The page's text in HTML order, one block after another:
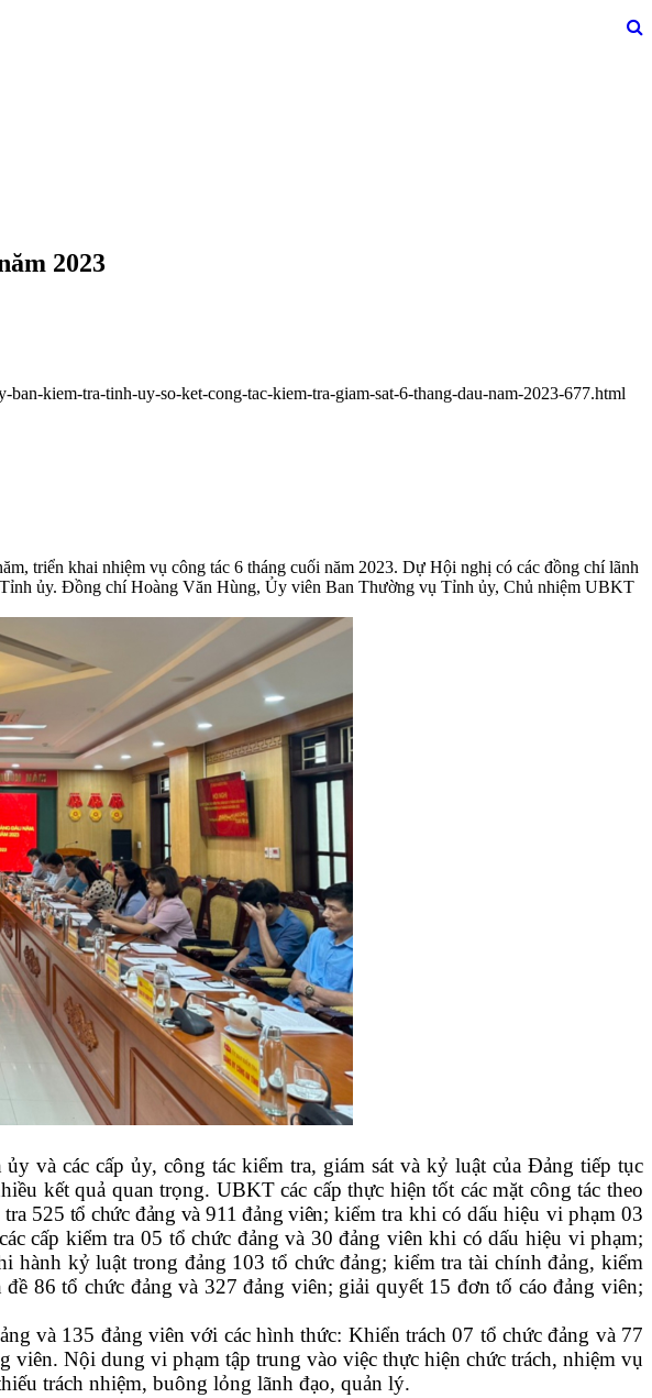
2023
kiem-tra-tinh-uy-so-ket-cong-tac-kiem-tra-giam-sat-6-thang-dau-nam-2023-677.html
triển khai nhiệm vụ công tác 6 tháng cuối năm 2023. Dự Hội nghị có các đồng chí lãnh
ủy. Đồng chí Hoàng Văn Hùng, Ủy viên Ban Thường vụ Tỉnh ủy, Chủ nhiệm UBKT
ủy và các cấp ủy,công tác kiểm tra, giám sát và kỷ luật của Đảng tiếp tục
kết quả quan trọng. UBKT các cấp thực hiện tốt các mặt công tác theo
tra 525 tổ chức đảng và 911 đảng viên;kiểm tra khi có dấu hiệu vi phạm 03
cấp kiểm tra05 tổ chức đảng và 30 đảng viênkhi có dấu hiệu vi phạm;
kỷ luật trong đảng 103 tổ chức đảng; kiểm tra tài chính đảng, kiểm
đề 86 tổ chức đảng và 327 đảng viên; giải quyết 15 đơn tố cáo đảng viên;
và 135 đảng viênvới các hình thức: Khiển trách 07 tổ chức đảng và 77
viên. Nội dung vi phạm tập trung vào việc thực hiện chức trách, nhiệm vụ
trách nhiệm, buông lỏng lãnh đạo, quản lý.